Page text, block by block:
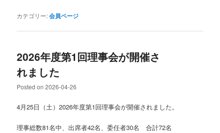
カテゴリー:会員ページ
2026年度第1回理事会が開催さ
れました
Posted on2026-04-26
4月25日（土）2026年度第1回理事会が開催されました。
理事総数81名中、出席者42名、委任者30名 合計72名